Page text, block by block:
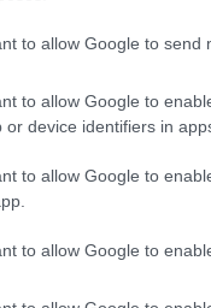
to allow Google to send
to allow Google to
or device identifiers in
to allow Google to
to allow Google to